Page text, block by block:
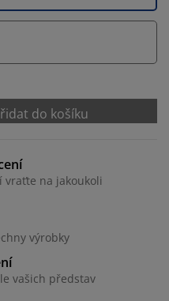
do košíku
vraťte na jakoukoli
výrobky
vašich představ